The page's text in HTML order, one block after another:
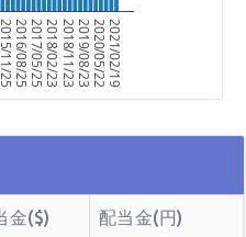
2015/11/252016/08/252017/05/252018/02/232018/11/232019/08/232020/05/222021/02/19
金($) 配当金(円)